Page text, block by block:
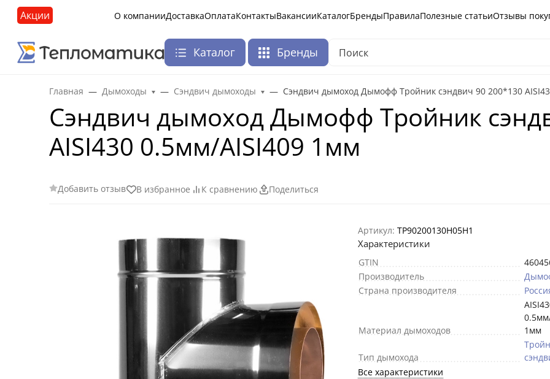
Акции О компанииДоставкаОплатаКонтактыВакансииКаталогБрендыПравилаПолезные статьиОтзывы
Каталог Бренды
Главная Дымоходы Сэндвич дымоходы Сэндвич дымоход Дымофф Тройник сэндвич 90 200*130
Сэндвич дымоход Дымофф Тройник
AISI430 0.5мм/AISI409 1мм
Добавить отзыв В избранное К сравнению Поделиться
Артикул: ТР90200130Н05Н1
Характеристики
GTIN
Производитель
Страна производителя
Материал дымоходов
1мм
Тип дымохода
Все характеристики